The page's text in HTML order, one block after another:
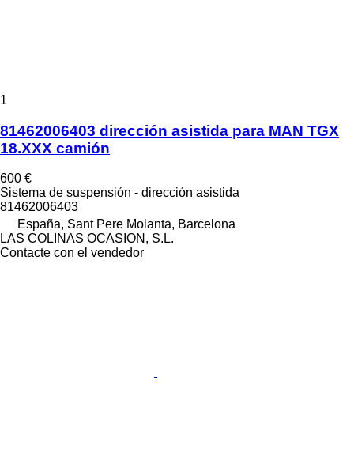
1
81462006403 dirección asistida para MAN TGX
18.XXX camión
600 €
Sistema de suspensión - dirección asistida
81462006403
España, Sant Pere Molanta, Barcelona
LAS COLINAS OCASION, S.L.
Contacte con el vendedor